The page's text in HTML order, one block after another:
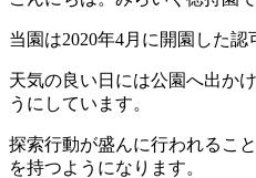
当園は2020年4月に開園した認
天気の良い日には公園へ出か
うにしています。
探索行動が盛んに行われるこ
を持つようになります。